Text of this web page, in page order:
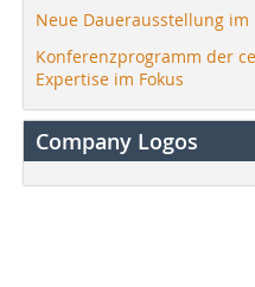
Neue Dauerausstellung im
Konferenzprogramm der
Expertise im Fokus
Company Logos